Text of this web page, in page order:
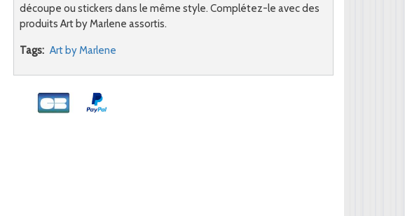
découpe ou stickers dans le même style. Complétez-le avec des
produits Art by Marlene assortis.
Tags: Art by Marlene